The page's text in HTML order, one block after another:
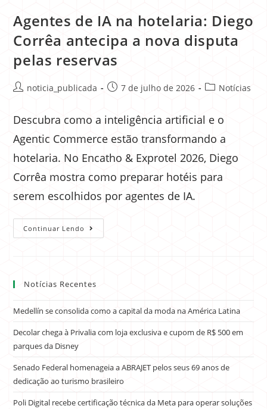
Agentes de IA na hotelaria: Diego
Corrêa antecipa a nova disputa
pelas reservas
noticia_publicada 7 de julho de 2026 Notícias
Descubra como a inteligência artificial e o
Agentic Commerce estão transformando a
hotelaria. No Encatho & Exprotel 2026, Diego
Corrêa mostra como preparar hotéis para
serem escolhidos por agentes de IA.
Continuar Lendo
Notícias Recentes
Medellín se consolida como a capital da moda na América Latina
Decolar chega à Privalia com loja exclusiva e cupom de R$ 500 em
parques da Disney
Senado Federal homenageia a ABRAJET pelos seus 69 anos de
dedicação ao turismo brasileiro
Poli Digital recebe certificação técnica da Meta para operar soluções